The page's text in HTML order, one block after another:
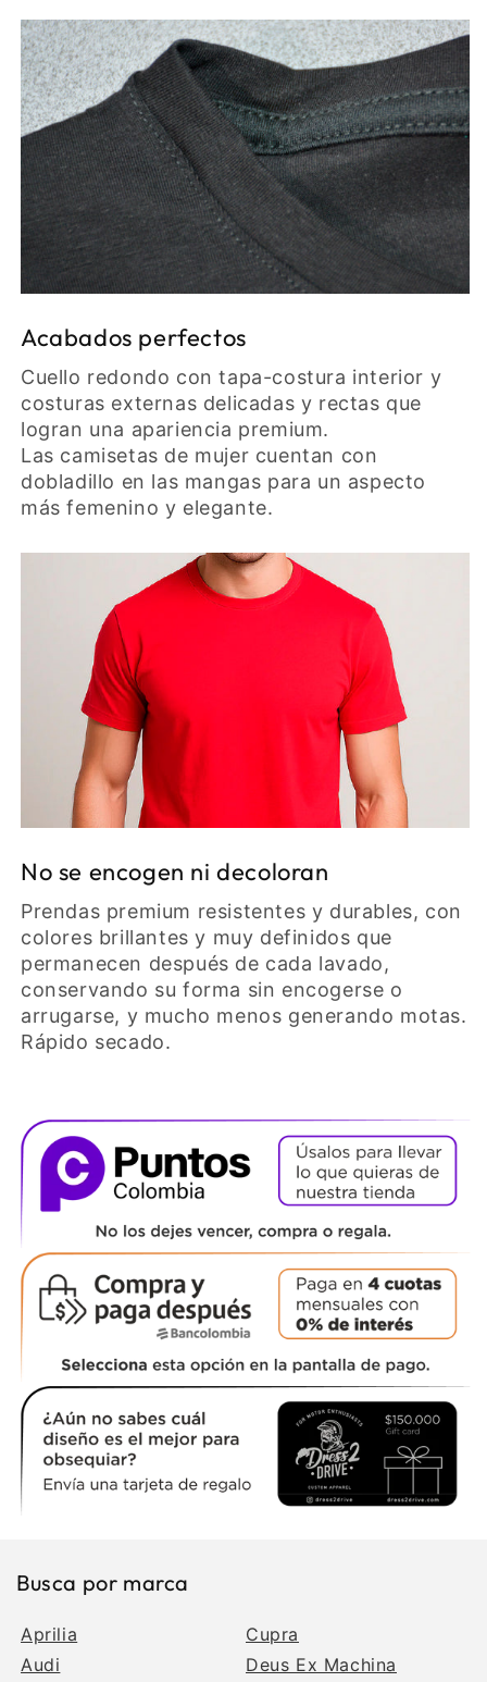
Acabados perfectos
Cuello redondo con tapa-costura interior y
costuras externas delicadas y rectas que
logran una apariencia premium.
Las camisetas de mujer cuentan con
dobladillo en las mangas para un aspecto
más femenino y elegante.
No se encogen ni decoloran
Prendas premium resistentes y durables, con
colores brillantes y muy definidos que
permanecen después de cada lavado,
conservando su forma sin encogerse o
arrugarse, y mucho menos generando motas.
Rápido secado.
Busca por marca
Aprilia
Audi
Cupra
Deus Ex Machina